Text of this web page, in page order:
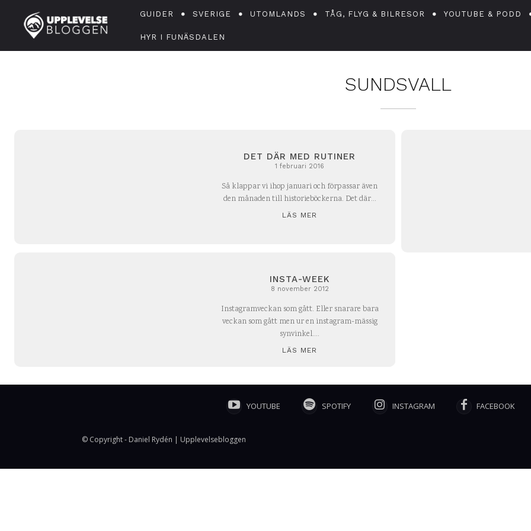
GUIDER SVERIGE UTOMLANDS TÅG, FLYG & BILRESOR YOUTUBE & PODD
HYR I FUNÄSDALEN
SUNDSVALL
DET DÄR MED RUTINER
1 februari 2016
Så klappar vi ihop januari och förpassar även
den månaden till historieböckerna. Det där...
LÄS MER
INSTA-WEEK
8 november 2012
Instagramveckan som gått. Eller snarare bara
veckan som gått men ur en instagram-mässig
synvinkel....
LÄS MER
YOUTUBE SPOTIFY INSTAGRAM FACEBOOK
© Copyright - Daniel Rydén | Upplevelsebloggen